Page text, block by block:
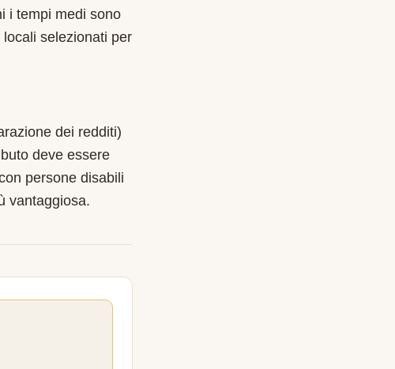
i tempi medi sono
selezionati per
dei redditi)
deve essere
persone disabili
vantaggiosa.